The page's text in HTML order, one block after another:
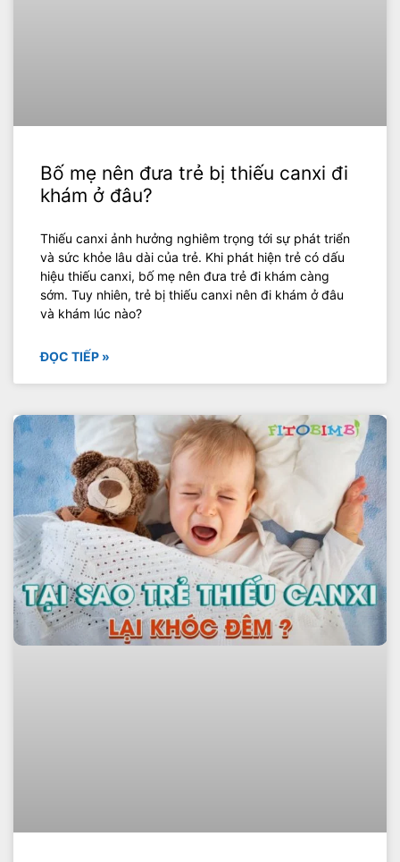
Bố mẹ nên đưa trẻ bị thiếu canxi đi
khám ở đâu?
Thiếu canxi ảnh hưởng nghiêm trọng tới sự phát triển
và sức khỏe lâu dài của trẻ. Khi phát hiện trẻ có dấu
hiệu thiếu canxi, bố mẹ nên đưa trẻ đi khám càng
sớm. Tuy nhiên, trẻ bị thiếu canxi nên đi khám ở đâu
và khám lúc nào?
ĐỌC TIẾP »